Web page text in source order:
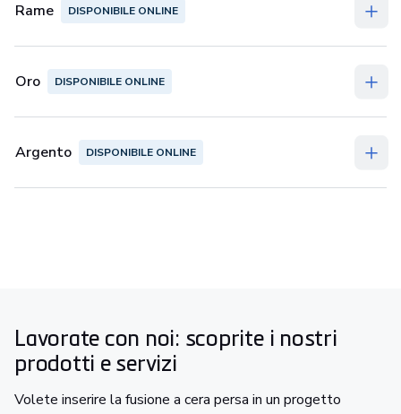
Rame DISPONIBILE ONLINE
Oro DISPONIBILE ONLINE
Argento DISPONIBILE ONLINE
Lavorate con noi: scoprite i nostri
prodotti e servizi
Volete inserire la fusione a cera persa in un progetto